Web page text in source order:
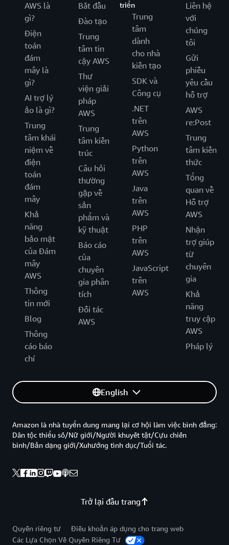
AWS là
gì?
Điện
toán
đám
mây là
gì?
AI trợ lý
ảo là gì?
Trung
tâm khái
niệm về
điện
toán
đám
mây
Khả
năng
bảo mật
của Đám
mây
AWS
Thông
tin mới
Blog
Thông
cáo báo
chí
Bắt đầu
Đào tạo
Trung
tâm tin
cậy AWS
Thư
viện giải
pháp
AWS
Trung
tâm kiến
trúc
Câu hỏi
thường
gặp về
sản
phẩm và
kỹ thuật
Báo cáo
của
chuyên
gia phân
tích
Đối tác
AWS
triển
Trung
tâm
dành
cho nhà
kiến tạo
SDK và
Công cụ
.NET
trên
AWS
Python
trên
AWS
Java
trên
AWS
PHP
trên
AWS
JavaScript
trên
AWS
Liên hệ
với
chúng
tôi
Gửi
phiếu
yêu cầu
hỗ trợ
AWS
re:Post
Trung
tâm kiến
thức
Tổng
quan về
Hỗ trợ
AWS
Nhận
trợ giúp
từ
chuyên
gia
Khả
năng
truy cập
AWS
Pháp lý
English
Trở lại đầu trang
Amazon là nhà tuyển dung mang lại cơ hội làm việc bình đẳng:
Dân tộc thiểu số/Nữ giới/Người khuyết tật/Cựu chiến
binh/Bản dạng giới/Xuhướng tình dục/Tuổi tác.
Quyền riêng tư
Điều khoản áp dụng cho trang web
Các Lựa Chọn Về Quyền Riêng Tư